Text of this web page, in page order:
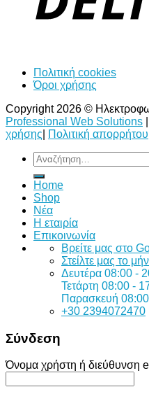
Πολιτική cookies
Όροι χρήσης
Copyright 2026 ©
Professional Web Solutions
χρήσης
Πολιτική απορρήτου
Αναζήτηση
για:
Home
Shop
Νέα
Η εταιρία
Επικοινωνία
Bρείτε μας στο
Στείλτε μας το
Δευτέρα 08:00 -
Τετάρτη 08:00 -
Παρασκευή
+30 2394072470
Σύνδεση
Όνομα χρήστη ή διεύθυνση